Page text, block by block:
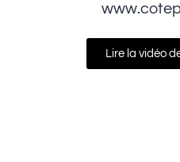
Lire la vidéo